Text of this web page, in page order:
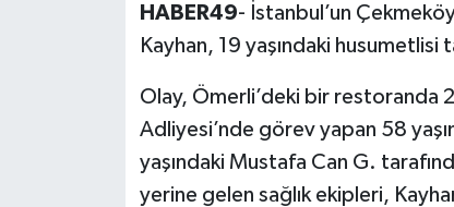
HABER49- İstanbul’un
Kayhan, 19 yaşındaki husumetlisi
Olay, Ömerli’deki bir restoranda
Adliyesi’nde görev yapan 58
yaşındaki Mustafa Can G.
yerine gelen sağlık ekipleri,
Kültür Sanat